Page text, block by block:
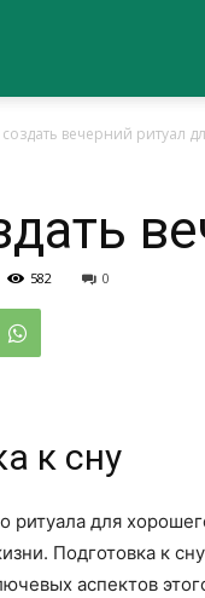
создать вечерний ритуал
582 0
к сну
ритуала для
Подготовка к
аспектов